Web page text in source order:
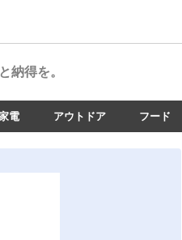
納得を。
電 アウトドア フード